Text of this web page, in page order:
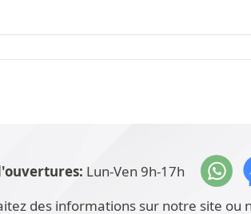
Lun-Ven 9h-17h
des informations sur notre site